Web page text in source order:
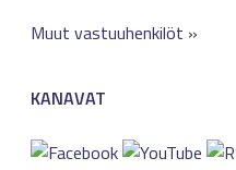
Muut vastuuhenkilöt »
KANAVAT